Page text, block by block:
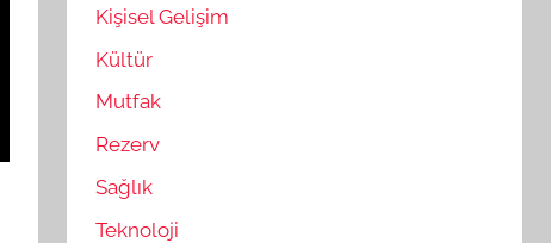
Kişisel Gelişim
Kültür
Mutfak
Rezerv
Sağlık
Teknoloji